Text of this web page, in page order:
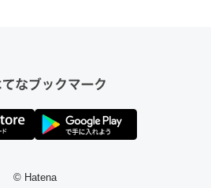
電池残量や充電中かが分かるので
分かる。
た遠方の父67歳と僕。ITツール導入で
に変化した｜tayorini by LIFULL介護
© Hatena